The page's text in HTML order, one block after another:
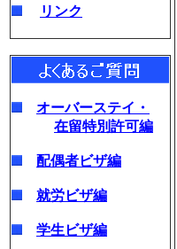
リンク
オーバーステイ・
在留特別許可編
配偶者ビザ編
就労ビザ編
学生ビザ編